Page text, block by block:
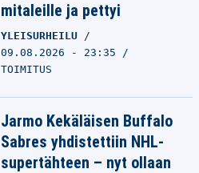
mitaleille ja pettyi
YLEISURHEILU
09.08.2026 - 23:35
TOIMITUS
Jarmo Kekäläisen Buffalo
Sabres yhdistettiin NHL-
supertähteen – nyt ollaan